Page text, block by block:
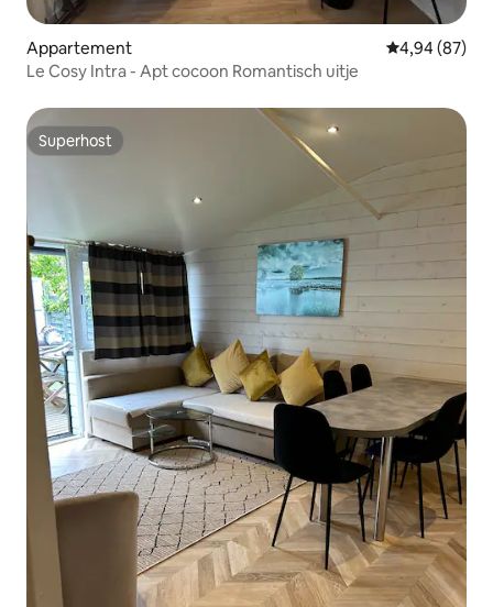
Appartement Gemiddelde
4,94 (87)
Le Cosy Intra - Apt cocoon Romantisch uitje
Superhost
Superhost